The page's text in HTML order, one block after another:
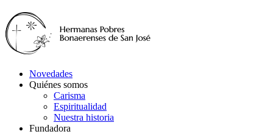
Novedades
Quiénes somos
Carisma
Espiritualidad
Nuestra historia
Fundadora